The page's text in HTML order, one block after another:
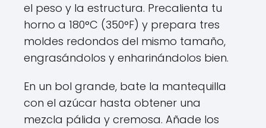
el peso y la estructura. Precalienta tu
horno a 180°C (350°F) y prepara tres
moldes redondos del mismo tamaño,
engrasándolos y enharinándolos bien.
En un bol grande, bate la mantequilla
con el azúcar hasta obtener una
mezcla pálida y cremosa. Añade los